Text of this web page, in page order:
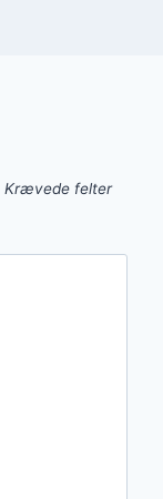
Krævede felter